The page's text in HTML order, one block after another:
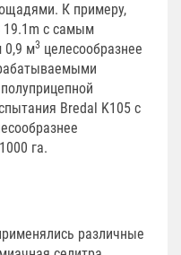
К примеру,
19.1m с самым
0,9 м3 целесообразнее
Bredal K105 с
га.
различные